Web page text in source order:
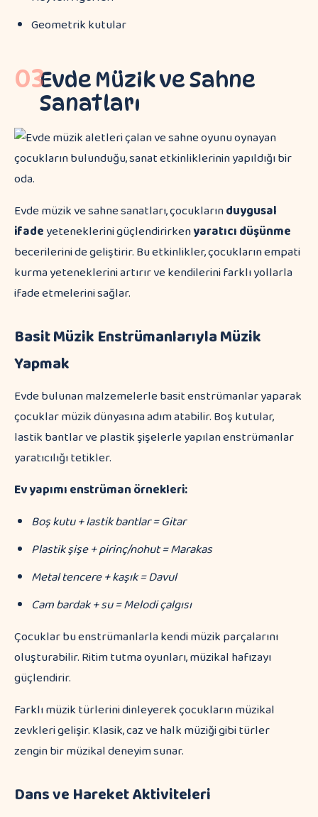
Geometrik kutular
03Evde Müzik ve Sahne
Sanatları
Evde müzik ve sahne sanatları, çocuklarınduygusal
ifadeyeteneklerini güçlendirirkenyaratıcı düşünme
becerilerini de geliştirir. Bu etkinlikler, çocukların empati
kurma yeteneklerini artırır ve kendilerini farklı yollarla
ifade etmelerini sağlar.
Basit Müzik Enstrümanlarıyla Müzik
Yapmak
Evde bulunan malzemelerle basit enstrümanlar yaparak
çocuklar müzik dünyasına adım atabilir. Boş kutular,
lastik bantlar ve plastik şişelerle yapılan enstrümanlar
yaratıcılığı tetikler.
Ev yapımı enstrüman örnekleri:
Boş kutu + lastik bantlar = Gitar
Plastik şişe + pirinç/nohut = Marakas
Metal tencere + kaşık = Davul
Cam bardak + su = Melodi çalgısı
Çocuklar bu enstrümanlarla kendi müzik parçalarını
oluşturabilir. Ritim tutma oyunları, müzikal hafızayı
güçlendirir.
Farklı müzik türlerini dinleyerek çocukların müzikal
zevkleri gelişir. Klasik, caz ve halk müziği gibi türler
zengin bir müzikal deneyim sunar.
Dans ve Hareket Aktiviteleri